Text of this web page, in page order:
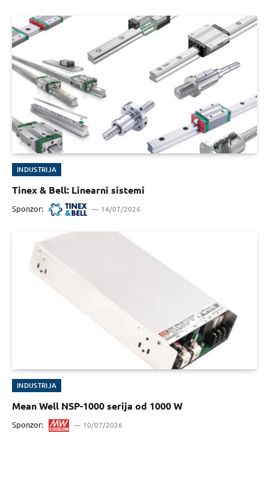
INDUSTRIJA
Tinex & Bell: Linearni sistemi
Sponzor: 14/07/2026
INDUSTRIJA
Mean Well NSP-1000 serija od 1000 W
Sponzor: 10/07/2026